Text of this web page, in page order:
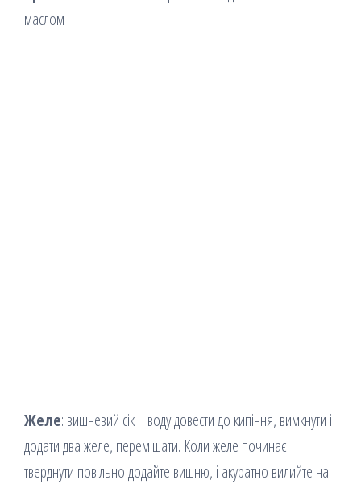
маслом
Желе: вишневий сік і воду довести до кипіння, вимкнути і
додати два желе, перемішати. Коли желе починає
тверднути повільно додайте вишню, і акуратно вилийте на